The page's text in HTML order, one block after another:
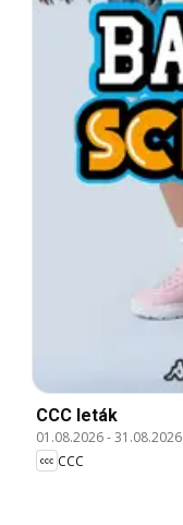
CCC leták
01.08.2026-31.08.2026
CCC